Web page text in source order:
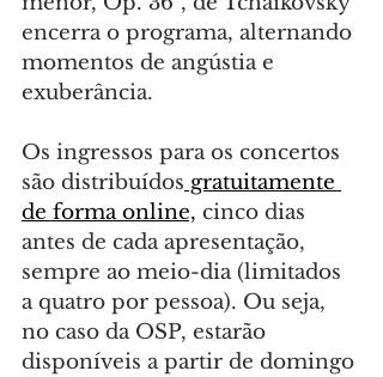
encerra o programa, alternando
momentos de angústia e
exuberância.
Os ingressos para os concertos
são distribuídos gratuitamente
de forma online, cinco dias
antes de cada apresentação,
sempre ao meio-dia (limitados
a quatro por pessoa). Ou seja,
no caso da OSP, estarão
disponíveis a partir de domingo